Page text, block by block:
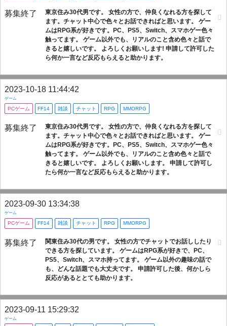
募集終了
東京住み30代男です。 女性の方で、仲良くなれる方を探して
ます。チャット中心で色々とお話できればと思います。 ゲー
ムはRPG系が好きです。PC、PS5、Switch、スマホゲー色々
触ってます。 ゲーム以外でも、リアルのこと含め色々と話で
きると嬉しいです。 よろしくお願いします! 申請して許可した
ら何か一言など反応もらえると助かります。
2023-10-18 11:44:42
ゲーム
PCゲーム FF14 雑談 チャット RPG MMORPG
募集終了
東京住み30代男です。 女性の方で、仲良くなれる方を探して
ます。チャット中心で色々とお話できればと思います。 ゲー
ムはRPG系が好きです。PC、PS5、Switch、スマホゲー色々
触ってます。 ゲーム以外でも、リアルのこと含め色々と話で
きると嬉しいです。 よろしくお願いします。 申請して許可し
たら何か一言など反応もらえると助かります。
2023-09-30 13:34:38
ゲーム
PCゲーム FF14 雑談 チャット RPG MMORPG
募集終了
関東住み30代の男です。 女性の方でチャットでお話ししたり
できる方を探しています。 ゲームはRPG系が好きで、PC、
PS5、Switch、スマホ持ってます。 ゲーム以外の趣味の話で
も、どんな話題でも大丈夫です。 申請許可した後、何かしら
反応があるととても助かります。
2023-09-11 15:29:32
ゲーム